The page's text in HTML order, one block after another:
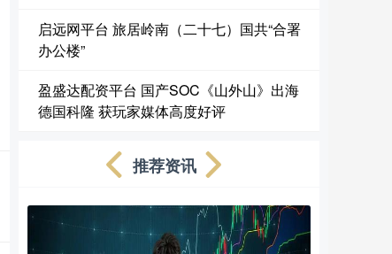
启远网平台 旅居岭南（二十七）国共“合署
办公楼”
盈盛达配资平台 国产SOC《山外山》出海
德国科隆 获玩家媒体高度好评
推荐资讯